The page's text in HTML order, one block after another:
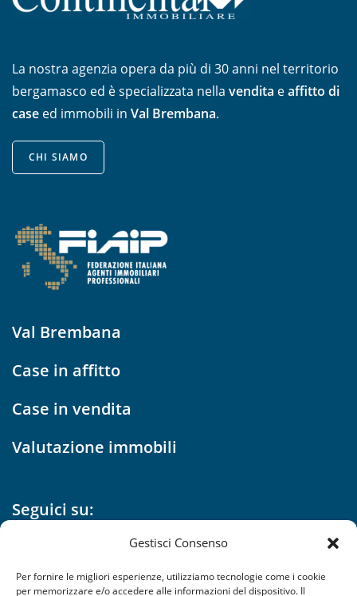
Gestisci Consenso
Per fornire le migliori esperienze, utilizziamo tecnologie come i cookie
per memorizzare e/o accedere alle informazioni del dispositivo. Il
La nostra agenzia opera da più di 30 anni nel territorio
bergamasco ed è specializzata nella vendita eaffitto di
case ed immobili in Val Brembana.
CHI SIAMO
Val Brembana
Case in affitto
Case in vendita
Valutazione immobili
Seguici su:
Opens Opens Opens Opens